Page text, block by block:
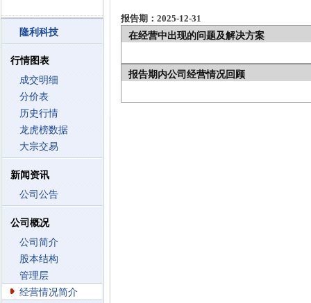
隆利科技
行情图表
成交明细
分价表
历史行情
龙虎榜数据
大宗交易
新闻资讯
公司公告
公司概况
公司简介
股本结构
管理层
经营情况简介
报告期：2025-12-31
在经营中出现的问题及解决方案
报告期内公司经营情况回顾